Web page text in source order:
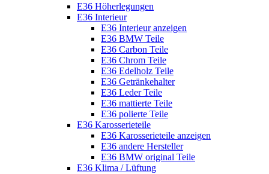
E36 Höherlegungen
E36 Interieur
E36 Interieur anzeigen
E36 BMW Teile
E36 Carbon Teile
E36 Chrom Teile
E36 Edelholz Teile
E36 Getränkehalter
E36 Leder Teile
E36 mattierte Teile
E36 polierte Teile
E36 Karosserieteile
E36 Karosserieteile anzeigen
E36 andere Hersteller
E36 BMW original Teile
E36 Klima / Lüftung